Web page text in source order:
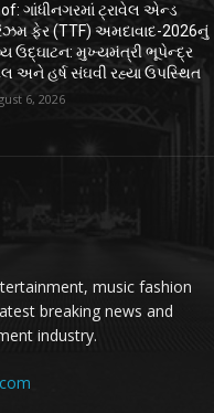
ગાંધીનગરમાં ટ્રાવેલ એન્ડ
ફેર (TTF) અમદાવાદ-2026નું
ઉદ્ઘાટન: મુખ્યમંત્રી ભૂપેન્દ્ર
અને હર્ષ સંઘવી રહ્યા ઉપસ્થિત
6, 2026
music fashion
breaking news and
industry.